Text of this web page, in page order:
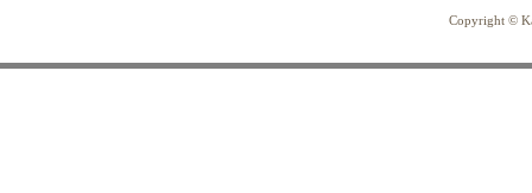
Copyright ©